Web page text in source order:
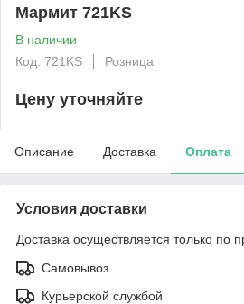
Мармит 721KS
В наличии
Код: 721KS
Розница
Цену уточняйте
Описание Доставка Оплата
Условия доставки
Доставка осуществляется только по
Самовывоз
Курьерской службой